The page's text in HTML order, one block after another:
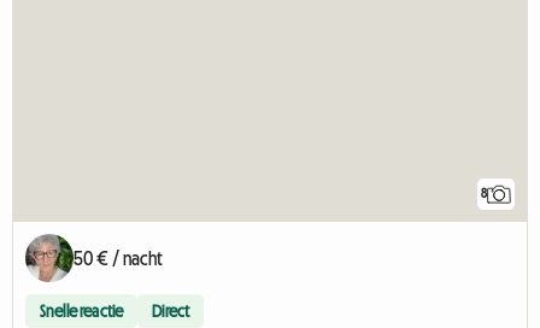
8
50 € / nacht
Snelle reactie Direct